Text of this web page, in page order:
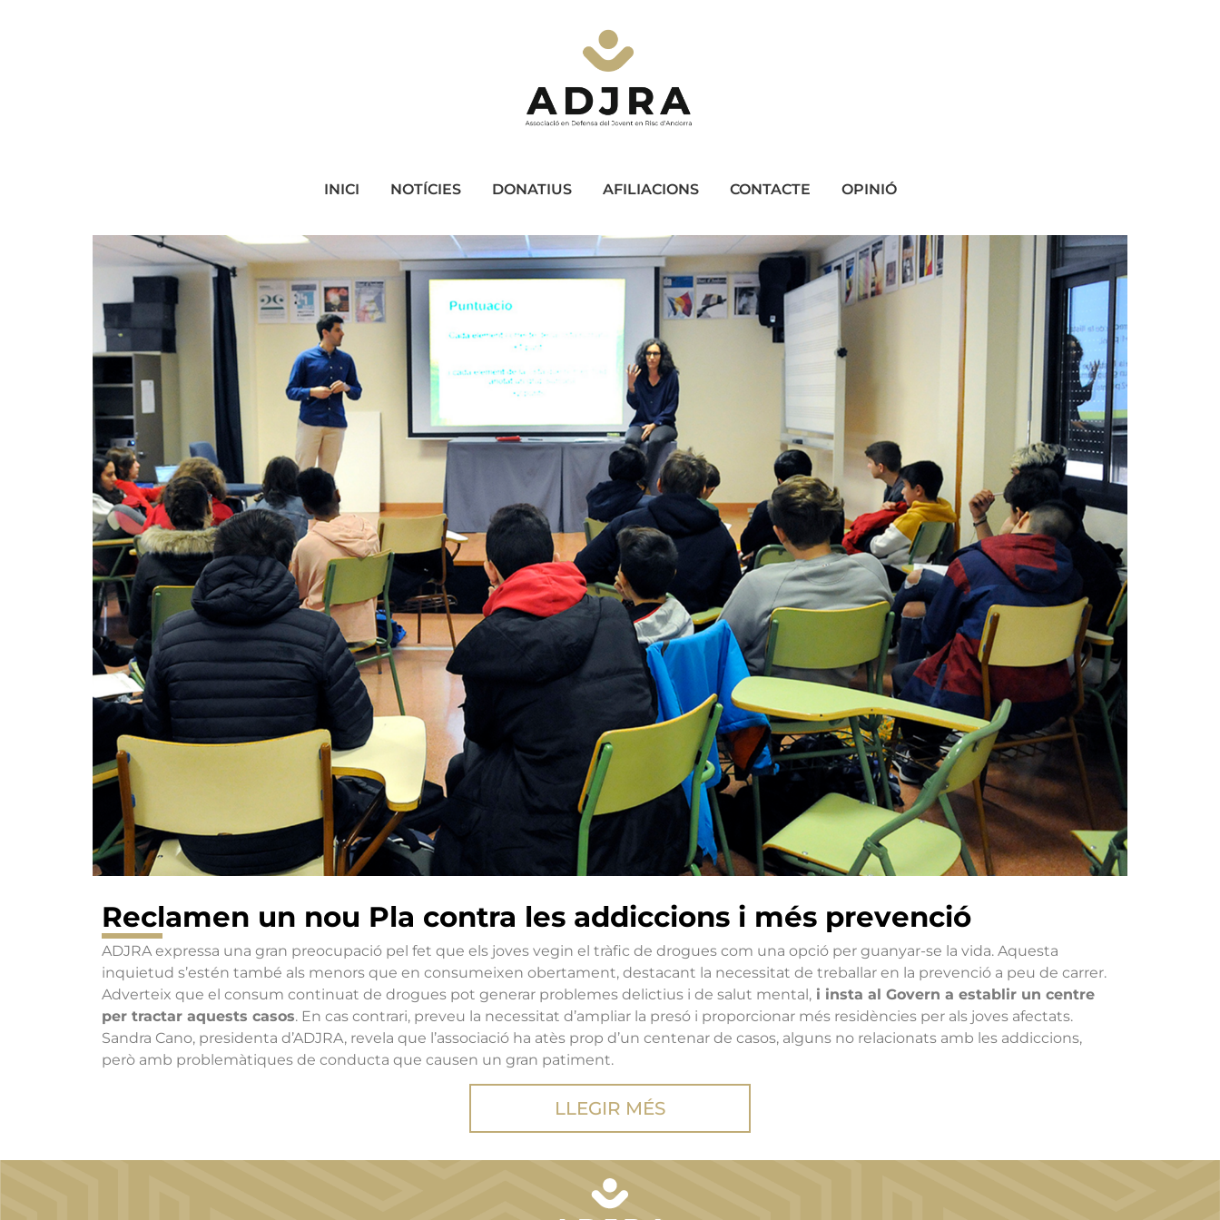
INICI NOTÍCIES DONATIUS AFILIACIONS CONTACTE OPINIÓ
Reclamen un nou Pla contra les addiccions i més prevenció
ADJRA expressa una gran preocupació pel fet que els joves vegin el tràfic de drogues com una opció per guanyar-se la vida. Aquesta
inquietud s’estén també als menors que en consumeixen obertament, destacant la necessitat de treballar en la prevenció a peu de carrer.
Adverteix que el consum continuat de drogues pot generar problemes delictius i de salut mental, i insta al Govern a establir un centre
per tractar aquests casos. En cas contrari, preveu la necessitat d’ampliar la presó i proporcionar més residències per als joves afectats.
Sandra Cano, presidenta d’ADJRA, revela que l’associació ha atès prop d’un centenar de casos, alguns no relacionats amb les addiccions,
però amb problemàtiques de conducta que causen un gran patiment.
LLEGIR MÉS